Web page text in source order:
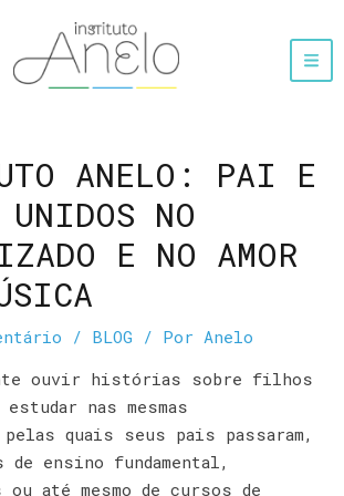
ANELO: PAI E
NO
E NO AMOR
/ BLOG / PorAnelo
ouvir histórias sobre filhos
nas mesmas
quais seus pais passaram,
de ensino fundamental,
ou até mesmo de cursos de